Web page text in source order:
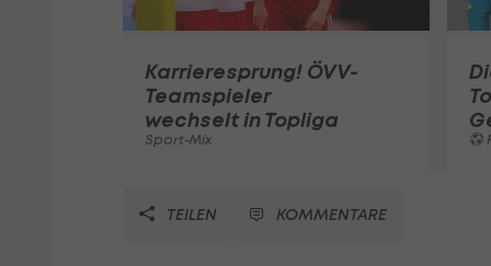
Karrieresprung! ÖVV-
Teamspieler
wechselt in Topliga
Sport-Mix
TEILEN KOMMENTARE